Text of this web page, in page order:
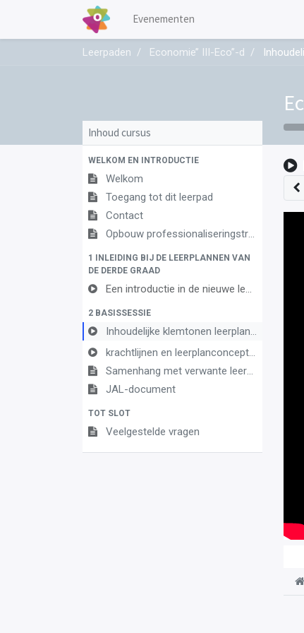
Evenementen
Leerpaden Economie’’ III-Eco’’-d
Inhoud cursus
WELKOM EN INTRODUCTIE
Welkom
Toegang tot dit leerpad
Contact
Opbouw professionaliseringstraject
1 INLEIDING BIJ DE LEERPLANNEN VAN
DE DERDE GRAAD
Een introductie in de nieuwe leerplannen van de derde graad
2 BASISSESSIE
Inhoudelijke klemtonen leerplan economie" januari 2024
krachtlijnen en leerplanconcept leerplan economie" januari 2024
Samenhang met verwante leerplannen
JAL-document
TOT SLOT
Veelgestelde vragen